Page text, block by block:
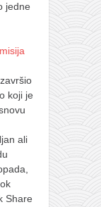
jedne
koji je
ali
Share